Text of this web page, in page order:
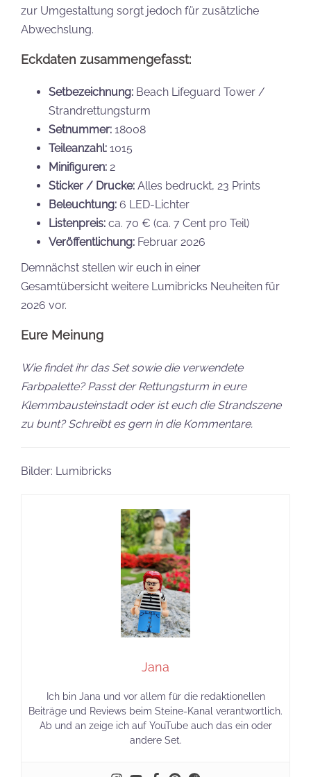
zur Umgestaltung sorgt jedoch für zusätzliche
Abwechslung.
Eckdaten zusammengefasst:
Setbezeichnung: Beach Lifeguard Tower /
Strandrettungsturm
Setnummer: 18008
Teileanzahl: 1015
Minifiguren: 2
Sticker / Drucke: Alles bedruckt, 23 Prints
Beleuchtung: 6 LED-Lichter
Listenpreis: ca. 70 € (ca. 7 Cent pro Teil)
Veröffentlichung: Februar 2026
Demnächst stellen wir euch in einer
Gesamtübersicht weitere Lumibricks Neuheiten für
2026 vor.
Eure Meinung
Wie findet ihr das Set sowie die verwendete
Farbpalette? Passt der Rettungsturm in eure
Klemmbausteinstadt oder ist euch die Strandszene
zu bunt? Schreibt es gern in die Kommentare.
Bilder: Lumibricks
Jana
Ich bin Jana und vor allem für die redaktionellen
Beiträge und Reviews beim Steine-Kanal verantwortlich.
Ab und an zeige ich auf YouTube auch das ein oder
andere Set.